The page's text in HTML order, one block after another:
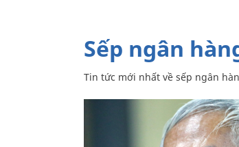
sếp ngân
Tin tức mới nhất về sếp ngân